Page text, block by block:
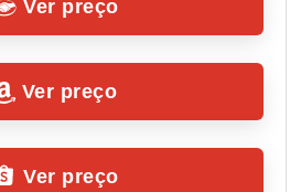
Ver preço
Ver preço
Ver preço